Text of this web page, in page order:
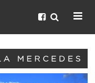
MERCEDES